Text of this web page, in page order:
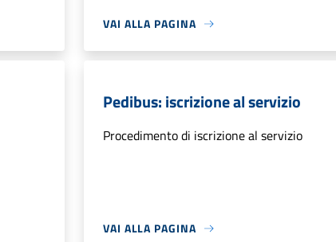
VAI ALLA PAGINA
Pedibus: iscrizione al servizio
Procedimento di iscrizione al servizio
VAI ALLA PAGINA